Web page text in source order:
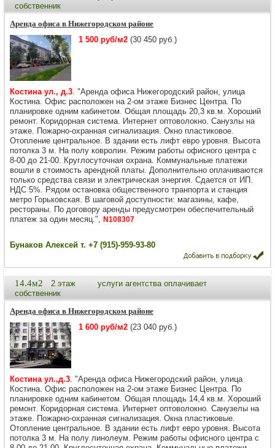
собственник
Аренда офиса в Нижегородском районе
1 500 руб/м2 (30 450 руб.)
Костина ул., д.3. "Аренда офиса Нижегородский район, улица
Костина. Офис расположен на 2-ом этаже Бизнес Центра. По
планировке одним кабинетом. Общая площадь 20,3 кв.м. Хороший
ремонт. Коридорная система. Интернет оптоволокно. Санузлы на
этаже. Пожарно-охранная сигнализация. Окно пластиковое.
Отопление центральное. В здании есть лифт евро уровня. Высота
потолка 3 м. На полу ковролин. Режим работы офисного центра с
8-00 до 21-00. Круглосуточная охрана. Коммунальные платежи
вошли в стоимость арендной платы. Дополнительно оплачиваются
только средства связи и электрическая энергия. Сдается от ИП.
НДС 5%. Рядом остановка общественного транпорта и станция
метро Горьковская. В шаговой доступности: магазины, кафе,
рестораны. По договору аренды предусмотрен обеспечительный
платеж за один месяц.", N108307
Бунаков Алексей т. +7 (915)-959-93-80
14.4м2 2 этаж
услуги агентства оплачивает
собственник
Аренда офиса в Нижегородском районе
1 600 руб/м2 (23 040 руб.)
Костина ул.,д.3. "Аренда офиса Нижегородский район, улица
Костина. Офис расположен на 2-ом этаже Бизнес Центра. По
планировке одним кабинетом. Общая площадь 14,4 кв.м. Хороший
ремонт. Коридорная система. Интернет оптоволокно. Санузелы на
этаже. Пожарно-охранная сигнализация. Окна пластиковые.
Отопление центральное. В здании есть лифт евро уровня. Высота
потолка 3 м. На полу линолеум. Режим работы офисного центра с